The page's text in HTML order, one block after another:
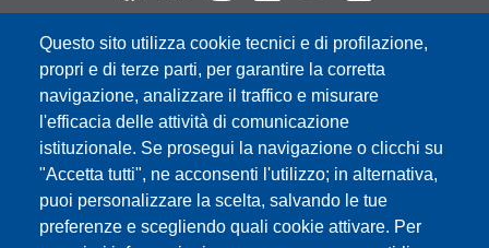
Questo sito utilizza cookie tecnici e di profilazione,
propri e di terze parti, per garantire la corretta
navigazione, analizzare il traffico e misurare
l'efficacia delle attività di comunicazione
istituzionale. Se prosegui la navigazione o clicchi su
"Accetta tutti", ne acconsenti l'utilizzo; in alternativa,
puoi personalizzare la scelta, salvando le tue
preferenze e scegliendo quali cookie attivare. Per
Partita IVA: 00427620364
e-mail: urp@unimore.it
PEC: primo contatto: urp@pec.unimore.it
Indirizzo ReGIndE per notifica Atti Processuali:
direzionelegale@pec.unimore.it
Sede di Modena: Via Università 4, 41121 Modena, Tel. 059
2056511 - Fax 059 245156